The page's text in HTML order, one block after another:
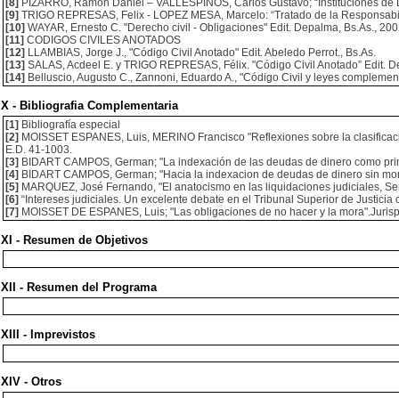
[8] PIZARRO, Ramón Daniel – VALLESPINOS, Carlos Gustavo; “Instituciones
[9] TRIGO REPRESAS, Felix - LOPEZ MESA, Marcelo: “Tratado de la
[10] WAYAR, Ernesto C. "Derecho civil - Obligaciones" Edit. Depalma, Bs.As.,
[11] CODIGOS CIVILES ANOTADOS
[12] LLAMBIAS, Jorge J., "Código Civil Anotado" Edit. Abeledo Perrot., Bs.As.
[13] SALAS, Acdeel E. y TRIGO REPRESAS, Félix. "Código Civil Anotado” Edit.
[14] Belluscio, Augusto C., Zannoni, Eduardo A., "Código Civil y leyes
X - Bibliografia Complementaria
[1] Bibliografía especial
[2] MOISSET ESPANES, Luis, MERINO Francisco "Reflexiones sobre la
E.D. 41-1003.
[3] BIDART CAMPOS, German; "La indexación de las deudas de dinero como
[4] BIDART CAMPOS, German; "Hacia la indexacion de deudas de dinero sin
[5] MARQUEZ, José Fernando, "El anatocismo en las liquidaciones judiciales,
[6] “Intereses judiciales. Un excelente debate en el Tribunal Superior de
[7] MOISSET DE ESPANES, Luis; "Las obligaciones de no hacer y la
XI - Resumen de Objetivos
XII - Resumen del Programa
XIII - Imprevistos
XIV - Otros